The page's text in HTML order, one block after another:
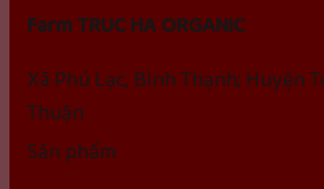
Farm TRUC HA ORGANIC
Xã Phú Lạc, Bình Thạnh; Huyện
Thuận
Sản phẩm